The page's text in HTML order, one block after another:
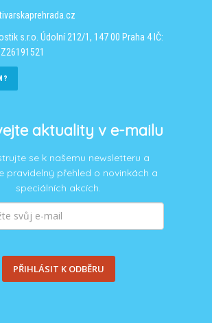
s.r.o. Údolní 212/1, 147 00 Praha 4 IČ:
aktuality v e-mailu
se k našemu newsletteru a
pravidelný přehled o novinkách a
speciálních akcích.
PŘIHLÁSIT K ODBĚRU